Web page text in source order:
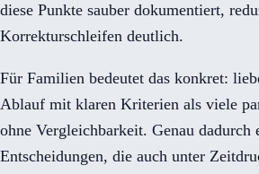
diese Punkte sauber dokumentiert,
Korrekturschleifen deutlich.
Für Familien bedeutet das konkret:
Ablauf mit klaren Kriterien als viele
ohne Vergleichbarkeit. Genau dadurch
Entscheidungen, die auch unter